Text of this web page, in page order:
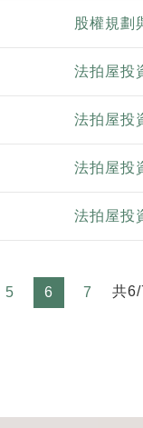
股權規劃
法拍屋投
法拍屋投
法拍屋投
法拍屋投
5 6 7 共